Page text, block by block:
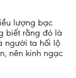
lượng bạc
biết rằng đó là
người ta hối lộ
nên kinh ngạc